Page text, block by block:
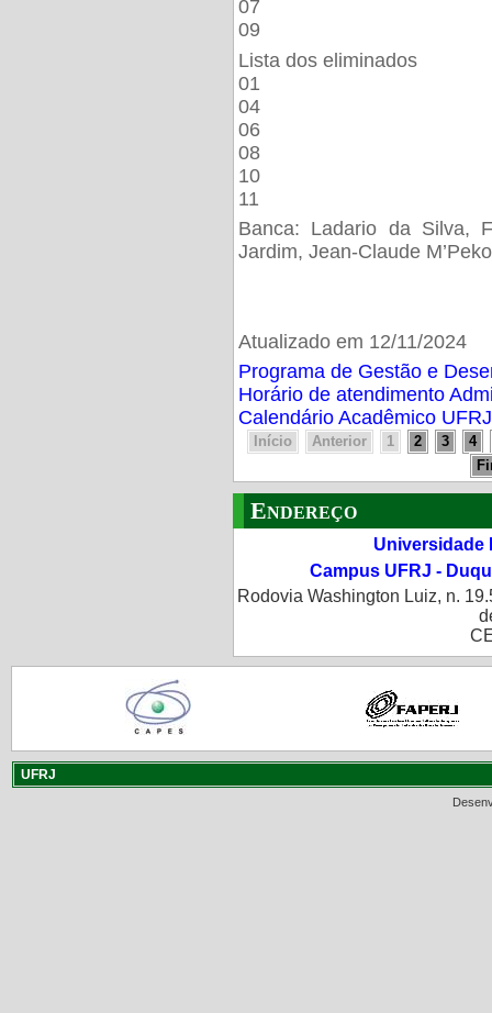
07
09
Lista dos eliminados
01
04
06
08
10
11
Banca: Ladario da Silva,
Jardim, Jean-Claude M’Peko
Atualizado em 12/11/2024
Programa de Gestão e
Horário de atendimento
Calendário Acadêmico
Início Anterior 1 2 3
4
Endereço
Universidade
Campus UFRJ -
Rodovia Washington Luiz, n.
UFRJ